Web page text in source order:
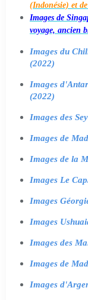
(Indonésie) et
Images de
voyage, ancien
Images du
(2022)
Images
(2022)
Images des
Images de
Images de la
Images Le
Images
Images
Images des
Images de
Images